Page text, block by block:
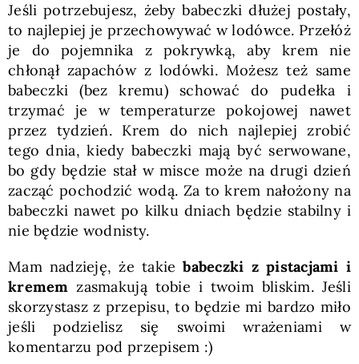
Jeśli potrzebujesz, żeby babeczki dłużej postały,
to najlepiej je przechowywać w lodówce. Przełóż
je do pojemnika z pokrywką, aby krem nie
chłonął zapachów z lodówki. Możesz też same
babeczki (bez kremu) schować do pudełka i
trzymać je w temperaturze pokojowej nawet
przez tydzień. Krem do nich najlepiej zrobić
tego dnia, kiedy babeczki mają być serwowane,
bo gdy będzie stał w misce może na drugi dzień
zacząć pochodzić wodą. Za to krem nałożony na
babeczki nawet po kilku dniach będzie stabilny i
nie będzie wodnisty.
Mam nadzieję, że takiebabeczki z pistacjami i
kremem zasmakują tobie i twoim bliskim. Jeśli
skorzystasz z przepisu, to będzie mi bardzo miło
jeśli podzielisz się swoimi wrażeniami w
komentarzu pod przepisem :)